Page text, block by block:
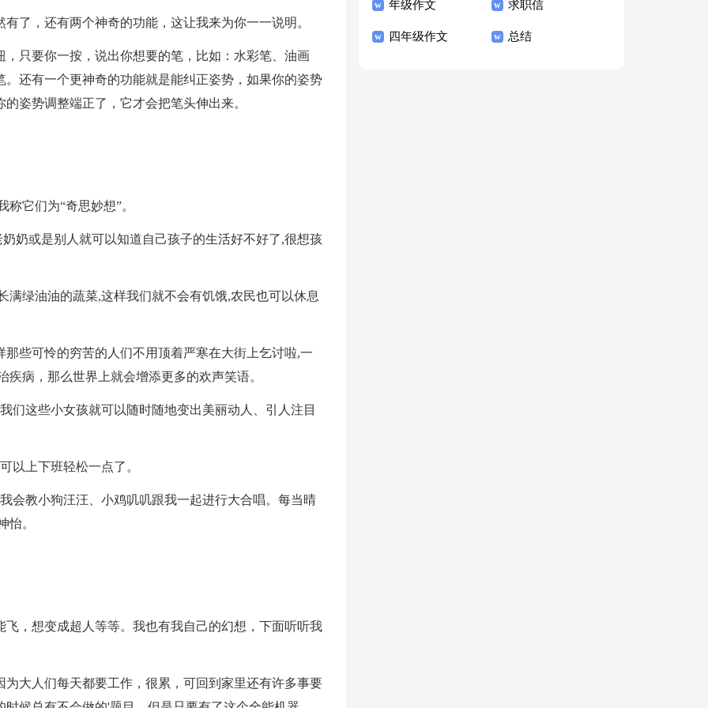
了，还有两个神奇的功能，这让我来为你一一说明。
只要你一按，说出你想要的笔，比如：水彩笔、油画
还有一个更神奇的功能就是能纠正姿势，如果你的姿势
姿势调整端正了，它才会把笔头伸出来。
它们为“奇思妙想”。
奶或是别人就可以知道自己孩子的生活好不好了,很想孩
满绿油油的蔬菜,这样我们就不会有饥饿,农民也可以休息
些可怜的穷苦的人们不用顶着严寒在大街上乞讨啦,一
病，那么世界上就会增添更多的欢声笑语。
们这些小女孩就可以随时随地变出美丽动人、引人注目
以上下班轻松一点了。
会教小狗汪汪、小鸡叽叽跟我一起进行大合唱。每当晴
怡。
，想变成超人等等。我也有我自己的幻想，下面听听我
大人们每天都要工作，很累，可回到家里还有许多事要
年级作文 求职信
四年级作文 总结